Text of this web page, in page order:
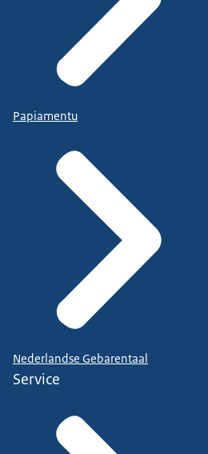
Papiamentu
Nederlandse Gebarentaal
Service